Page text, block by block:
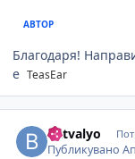
АВТОР
Благодаря!
е TeasEar
batvalyo
Публикувано